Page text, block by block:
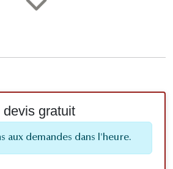
gratuit
aux demandes dans l'heure.